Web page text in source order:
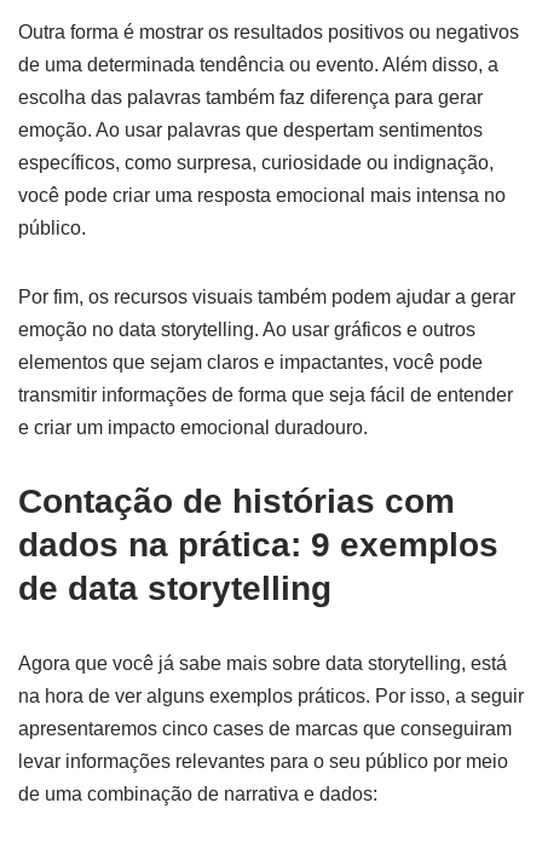
Outra forma é mostrar os resultados positivos ou negativos
de uma determinada tendência ou evento. Além disso, a
escolha das palavras também faz diferença para gerar
emoção. Ao usar palavras que despertam sentimentos
específicos, como surpresa, curiosidade ou indignação,
você pode criar uma resposta emocional mais intensa no
público.
Por fim, os recursos visuais também podem ajudar a gerar
emoção no data storytelling. Ao usar gráficos e outros
elementos que sejam claros e impactantes, você pode
transmitir informações de forma que seja fácil de entender
e criar um impacto emocional duradouro.
Contação de histórias com
dados na prática: 9 exemplos
de data storytelling
Agora que você já sabe mais sobre data storytelling, está
na hora de ver alguns exemplos práticos. Por isso, a seguir
apresentaremos cinco cases de marcas que conseguiram
levar informações relevantes para o seu público por meio
de uma combinação de narrativa e dados: